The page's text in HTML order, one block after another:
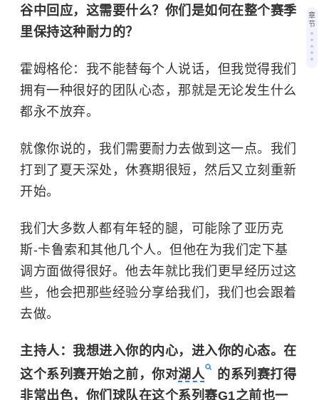
谷中回应，这需要什么？你们是如何在整个赛季
里保持这种耐力的？
霍姆格伦：我不能替每个人说话，但我觉得我们
拥有一种很好的团队心态，那就是无论发生什么
都永不放弃。
就像你说的，我们需要耐力去做到这一点。我们
打到了夏天深处，休赛期很短，然后又立刻重新
开始。
我们大多数人都有年轻的腿，可能除了亚历克
斯-卡鲁索和其他几个人。但他在为我们定下基
调方面做得很好。他去年就比我们更早经历过这
些，他会把那些经验分享给我们，我们也会跟着
去做。
主持人：我想进入你的内心，进入你的心态。在
这个系列赛开始之前，你对湖人
的系列赛打得
非常出色，你们球队在这个系列赛G1之前也一
章
节